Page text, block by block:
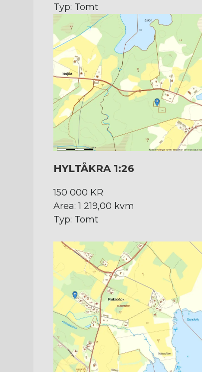
Typ: Tomt
HYLTÅKRA 1:26
150 000 KR
Area: 1 219,00 kvm
Typ: Tomt